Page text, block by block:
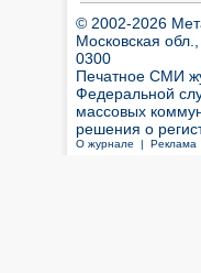
© 2002-2026
Московская
0300
Печатное СМИ
Федеральной
массовых
решения о
О журнале |